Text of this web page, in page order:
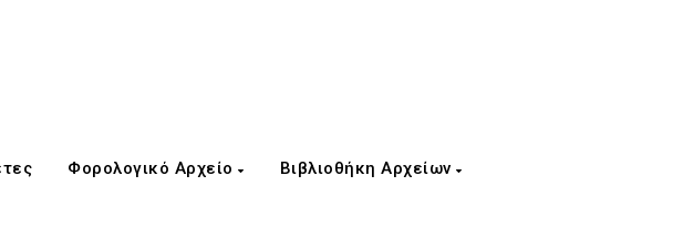
Φορολογικό Αρχείο Βιβλιοθήκη Αρχείων